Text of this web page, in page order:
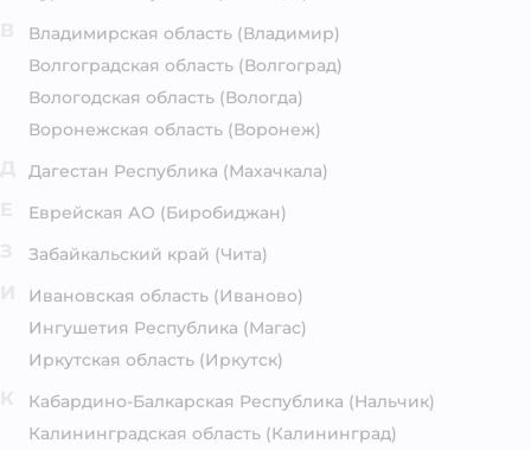
Владимирская область (Владимир)
Волгоградская область (Волгоград)
Вологодская область (Вологда)
Воронежская область (Воронеж)
Дагестан Республика (Махачкала)
Еврейская АО (Биробиджан)
Забайкальский край (Чита)
Ивановская область (Иваново)
Ингушетия Республика (Магас)
Иркутская область (Иркутск)
Кабардино-Балкарская Республика (Нальчик)
Калининградская область (Калининград)